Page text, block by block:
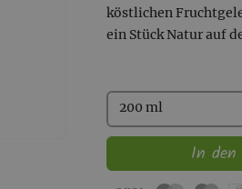
köstlichen
ein Stück Natur auf
Kaufen
200 ml
In den